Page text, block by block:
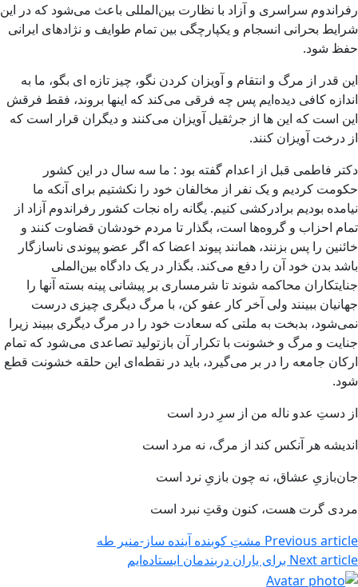
رفراندوم سراسری و آزاد با نظارت بین‌المللی باعث می‌شود که در این
شرایط بحرانی انسجام و یکپارچگی بین تمام طوایف و نژادهای ایرانی
حفظ شود.
این قدر از مرگ و انتقام و آویزان کردن نگو، چیز تازه ای بگو، ما به
اندازه کافی دیده‌ایم پس چه فرقی می‌کند که اینها بروند، فقط فرقش
این است که این ها از جرثقیل آویزان می‌کنند و دیگران قرار است که
از درخت آویزان کنند.
ﺩﮐﺘﺮ ﻓﺎﻃﻤﯽ ﻗﺒﻞ ﺍﺯ ﺍﻋﺪﺍﻡ ﮔﻔﺘﻪ ﺑﻮﺩ : ﻣﺎ ﺳﻪ ﺳﺎﻝ ﺩﺭ ﺍﯾﻦ ﮐﺸﻮﺭ
ﺣﮑﻮﻣﺖ ﮐﺮﺩﯾﻢ ﻭ ﯾﮏ ﻧﻔﺮ ﺍﺯ ﻣﺨﺎﻟﻔﺎﻥ ﺧﻮﺩ ﺭﺍ ﻧﮑﺸﺘﯿﻢ ﺑﺮﺍﯼ ﺁﻧﮑﻪ ﻣﺎ
ﻧﯿﺎﻣﺪﻩ ﺑﻮﺩﯾﻢ ﺑﺮﺍﺩﺭﮐﺸﯽ ﮐﻨﯿﻢ. یگانه راه نجات کشور رفراندوم آزاد از
تمام احزاب و گروه‌ها است، بگذار تا مردم خودشان قضاوت کنند و
خائنین را پس بزنند، همانند پیوند اعضا که اگر عضو پیوندی ناسازگار
باشد بدن خود آن را دفع می‌کند. بگذار در یک دادگاه بین‌الملی
جنایتکاران محاکمه شوند تا شرمساری بر پیشانی پینه بسته آنها را
جهانیان ببینند ولی آخر کار عفو کن، با مرگ دیگری چیزی درست
نمی‌شود، بدبخت به ملتی که سعادت خود را در مرگ دیگری ببیند زیرا
جنایت و مرگ و خشونت با تکرار آن بازتولید تصاعدی می‌شود که تمام
ارکان جامعه را در بر می‌گیرد، باید در نقطه‌ای این حلقه خشونت قطع
شود.
ﺍﺯ ﺩﺳﺖِ ﻋﺪﻭ ﻧﺎﻟﻪ ﻣﻦ ﺍﺯ ﺳﺮِ ﺩﺭﺩ ﺍﺳﺖ
ﺍﻧﺪﯾﺸﻪ ﻫﺮ ﺁﻧﮑﺲ ﮐﻨﺪ ﺍﺯ ﻣﺮﮒ، ﻧﻪ ﻣﺮﺩ ﺍﺳﺖ
ﺟﺎﻥﺑﺎﺯﯼِ ﻋﺸﺎﻕ، ﻧﻪ ﭼﻮﻥ ﺑﺎﺯﯼِ ﻧﺮﺩ ﺍﺳﺖ
ﻣﺮﺩﯼ ﮔﺮﺕ ﻫﺴﺖ، ﮐﻨﻮﻥ ﻭﻗﺖِ ﻧﺒﺮﺩ ﺍﺳﺖ
Previous article مشتِ کوبنده آینده ساز-منیر طه
Next article برای یاران دربندمان ایستاده‌ایم